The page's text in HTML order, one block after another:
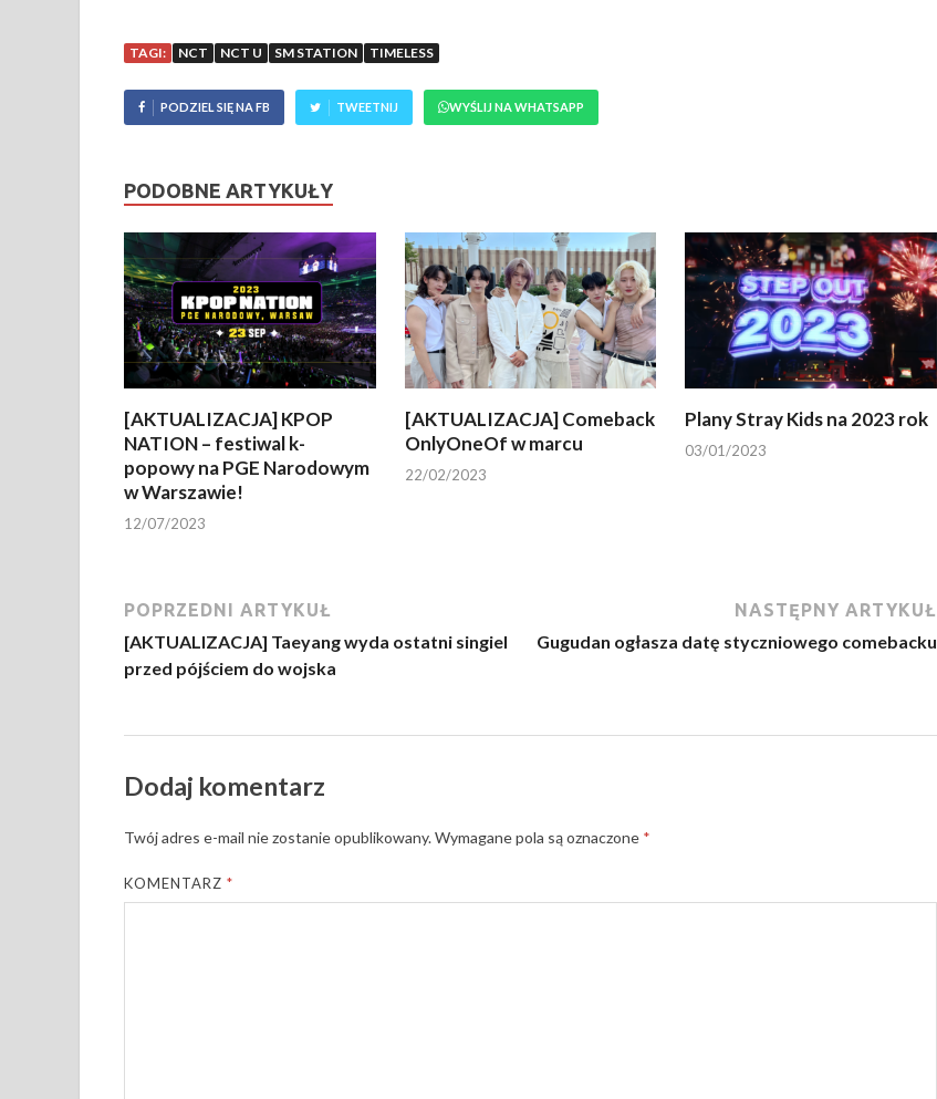
TAGI: NCT NCT U SM STATION TIMELESS
PODZIEL SIĘ NA FB TWEETNIJ WYŚLIJ NA WHATSAPP
PODOBNE ARTYKUŁY
[AKTUALIZACJA] KPOP
NATION – festiwal k-
popowy na PGE Narodowym
w Warszawie!
12/07/2023
[AKTUALIZACJA] Comeback
OnlyOneOf w marcu
22/02/2023
Plany Stray Kids na 2023 rok
03/01/2023
POPRZEDNI ARTYKUŁ
[AKTUALIZACJA] Taeyang wyda ostatni singiel
przed pójściem do wojska
NASTĘPNY ARTYKUŁ
Gugudan ogłasza datę styczniowego comebacku
Dodaj komentarz
Twój adres e-mail nie zostanie opublikowany.Wymagane pola są oznaczone *
KOMENTARZ*